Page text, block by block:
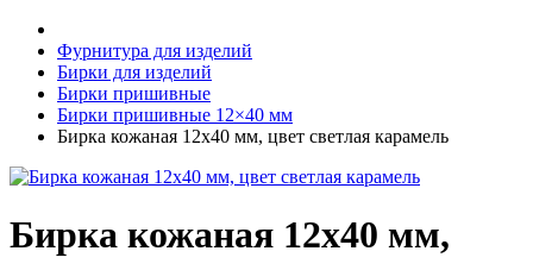
Фурнитура для изделий
Бирки для изделий
Бирки пришивные
Бирки пришивные 12×40 мм
Бирка кожаная 12х40 мм, цвет светлая карамель
Бирка кожаная 12х40 мм,